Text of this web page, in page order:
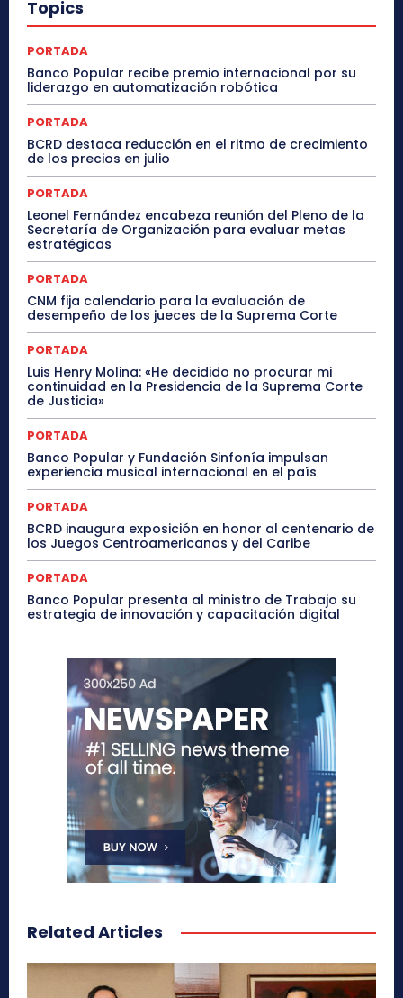
Topics
PORTADA
Banco Popular recibe premio internacional por su
liderazgo en automatización robótica
PORTADA
BCRD destaca reducción en el ritmo de crecimiento
de los precios en julio
PORTADA
Leonel Fernández encabeza reunión del Pleno de la
Secretaría de Organización para evaluar metas
estratégicas
PORTADA
CNM fija calendario para la evaluación de
desempeño de los jueces de la Suprema Corte
PORTADA
Luis Henry Molina: «He decidido no procurar mi
continuidad en la Presidencia de la Suprema Corte
de Justicia»
PORTADA
Banco Popular y Fundación Sinfonía impulsan
experiencia musical internacional en el país
PORTADA
BCRD inaugura exposición en honor al centenario de
los Juegos Centroamericanos y del Caribe
PORTADA
Banco Popular presenta al ministro de Trabajo su
estrategia de innovación y capacitación digital
Related Articles